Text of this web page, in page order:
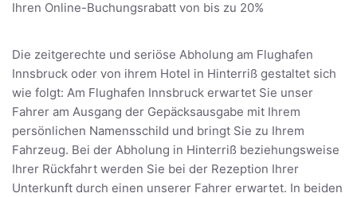
Ihren Online-Buchungsrabatt von bis zu 20%
Die zeitgerechte und seriöse Abholung am Flughafen
Innsbruck oder von ihrem Hotel in Hinterriß gestaltet sich
wie folgt: Am Flughafen Innsbruck erwartet Sie unser
Fahrer am Ausgang der Gepäcksausgabe mit Ihrem
persönlichen Namensschild und bringt Sie zu Ihrem
Fahrzeug. Bei der Abholung in Hinterriß beziehungsweise
Ihrer Rückfahrt werden Sie bei der Rezeption Ihrer
Unterkunft durch einen unserer Fahrer erwartet. In beiden